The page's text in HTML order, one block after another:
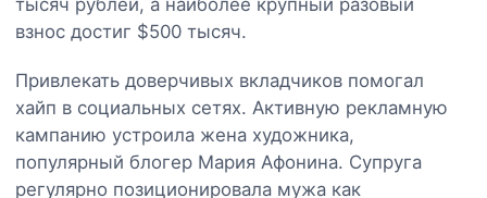
взнос достиг $500 тысяч.
Привлекать доверчивых вкладчиков помогал
хайп в социальных сетях. Активную рекламную
кампанию устроила жена художника,
популярный блогер Мария Афонина. Супруга
регулярно позиционировала мужа как